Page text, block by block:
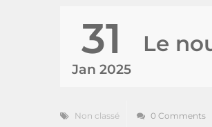
31
Jan 2025
Le
Non classé 0 Comments